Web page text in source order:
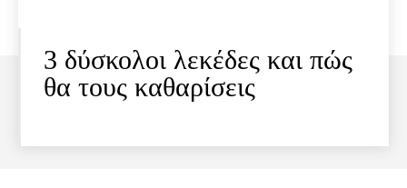
3 δύσκολοι λεκέδες και πώς
θα τους καθαρίσεις